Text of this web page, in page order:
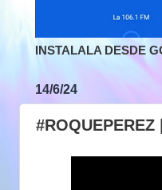
INSTALALA DESDE
14/6/24
#ROQUEPEREZ